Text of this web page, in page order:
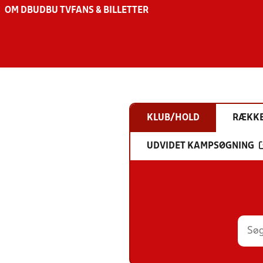
OM DBU DBU TV FANS & BILLETTER
KLUB/HOLD
UDVIDET KAMPSØGNING